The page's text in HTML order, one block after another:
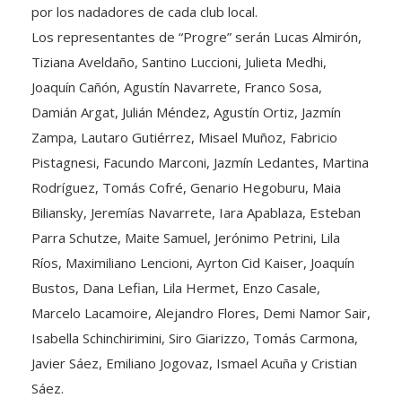
por los nadadores de cada club local.
Los representantes de “Progre” serán Lucas Almirón,
Tiziana Aveldaño, Santino Luccioni, Julieta Medhi,
Joaquín Cañón, Agustín Navarrete, Franco Sosa,
Damián Argat, Julián Méndez, Agustín Ortiz, Jazmín
Zampa, Lautaro Gutiérrez, Misael Muñoz, Fabricio
Pistagnesi, Facundo Marconi, Jazmín Ledantes, Martina
Rodríguez, Tomás Cofré, Genario Hegoburu, Maia
Biliansky, Jeremías Navarrete, Iara Apablaza, Esteban
Parra Schutze, Maite Samuel, Jerónimo Petrini, Lila
Ríos, Maximiliano Lencioni, Ayrton Cid Kaiser, Joaquín
Bustos, Dana Lefian, Lila Hermet, Enzo Casale,
Marcelo Lacamoire, Alejandro Flores, Demi Namor Sair,
Isabella Schinchirimini, Siro Giarizzo, Tomás Carmona,
Javier Sáez, Emiliano Jogovaz, Ismael Acuña y Cristian
Sáez.